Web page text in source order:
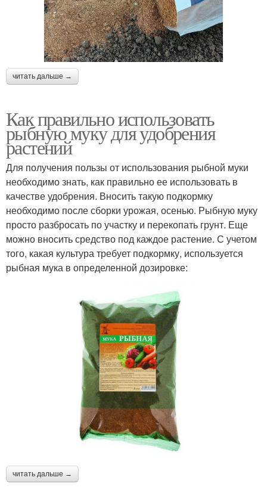
читать дальше →
Как правильно использовать
рыбную муку для удобрения
растений
Для получения пользы от использования рыбной муки
необходимо знать, как правильно ее использовать в
качестве удобрения. Вносить такую подкормку
необходимо после сборки урожая, осенью. Рыбную муку
просто разбросать по участку и перекопать грунт. Еще
можно вносить средство под каждое растение. С учетом
того, какая культура требует подкормку, используется
рыбная мука в определенной дозировке:
читать дальше →